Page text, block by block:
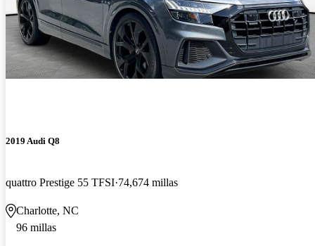
2019 Audi Q8
quattro Prestige 55 TFSI 74,674 millas
Charlotte, NC
96 millas